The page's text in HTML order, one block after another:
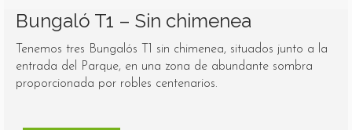
Bungaló T1 – Sin chimenea
Tenemos tres Bungalós T1 sin chimenea, situados junto a la
entrada del Parque, en una zona de abundante sombra
proporcionada por robles centenarios.